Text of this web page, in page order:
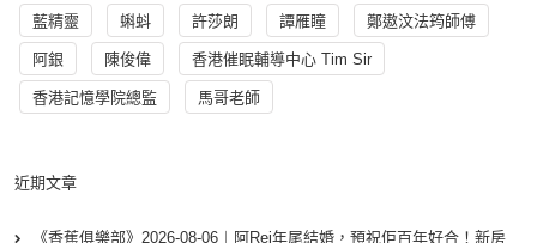
藍精靈 蝌蚪 許莎朗 譚雁瞳 鄭遨汶法筠師傅
阿銀 陳俊偉 香港催眠輔導中心 Tim Sir
香港記憶學院總監 馬哥老師
近期文章
《香蕉俱樂部》2026-08-06︱阿Rei年尾結婚，預祝佢百年好合！新房